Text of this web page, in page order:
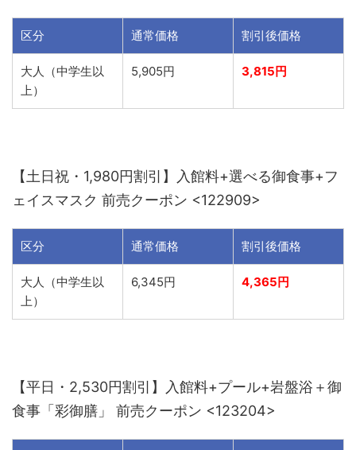
区分 通常価格 割引後価格
大人（中学生以
上）
5,905円 3,815円
【土日祝・1,980円割引】入館料+選べる御食事+フ
ェイスマスク 前売クーポン <122909>
区分 通常価格 割引後価格
大人（中学生以
上）
6,345円 4,365円
【平日・2,530円割引】入館料+プール+岩盤浴＋御
食事「彩御膳」 前売クーポン <123204>